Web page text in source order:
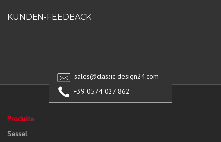
KUNDEN-FEEDBACK
sales@classic-design24.com
+39 0574 027 862
Produkte
Sessel